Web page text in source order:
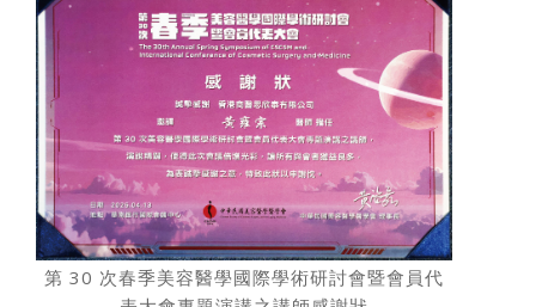
第 30 次春季美容醫學國際學術研討會暨會員代